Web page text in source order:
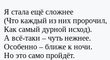
Я стала ещё сложнее
(Что каждый из них пророчил,
Как самый дурной исход).
А всё-таки – чуть нежнее.
Особенно – ближе к ночи.
Но это само пройдёт.